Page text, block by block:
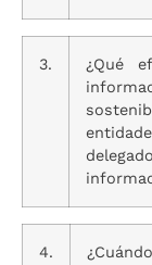
3.
¿Qué
4.